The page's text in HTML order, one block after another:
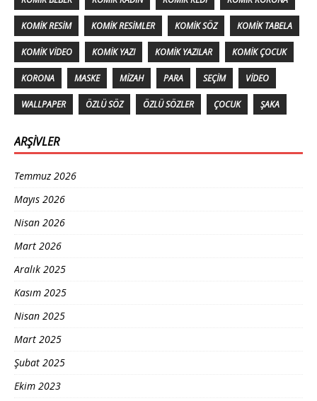
KOMIK RESIM KOMIK RESIMLER KOMIK SÖZ KOMIK TABELA
KOMIK VIDEO KOMIK YAZI KOMIK YAZILAR KOMIK ÇOCUK
KORONA MASKE MIZAH PARA SEÇIM VIDEO
WALLPAPER ÖZLÜ SÖZ ÖZLÜ SÖZLER ÇOCUK ŞAKA
ARŞIVLER
Temmuz 2026
Mayıs 2026
Nisan 2026
Mart 2026
Aralık 2025
Kasım 2025
Nisan 2025
Mart 2025
Şubat 2025
Ekim 2023